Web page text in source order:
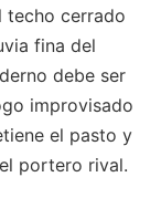
techo cerrado
fina del
debe ser
improvisado
el pasto y
portero rival.